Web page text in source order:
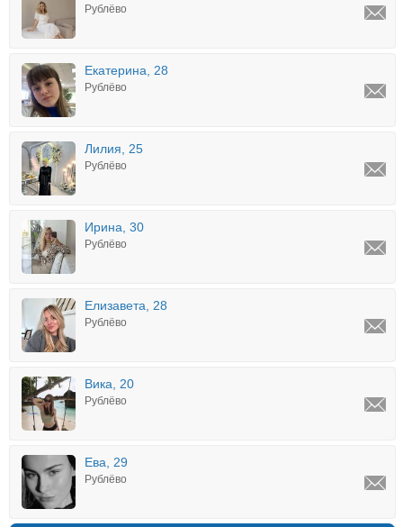
Рублёво
Екатерина, 28
Рублёво
Лилия, 25
Рублёво
Ирина, 30
Рублёво
Елизавета, 28
Рублёво
Вика, 20
Рублёво
Ева, 29
Рублёво